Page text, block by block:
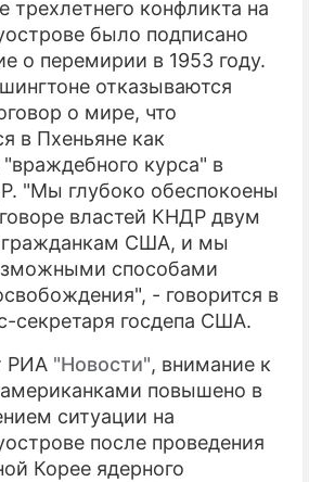
трехлетнего конфликта на
было подписано
о перемирии в 1953 году.
отказываются
о мире, что
в Пхеньяне как
курса" в
"Мы глубоко обеспокоены
властей КНДР двум
США, и мы
способами
- говорится в
секретаря госдепа США.
РИА "Новости", внимание к
повышено в
ситуации на
после проведения
Корее ядерного